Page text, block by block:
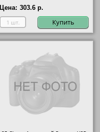
Цена: 303.6 р.
Купить